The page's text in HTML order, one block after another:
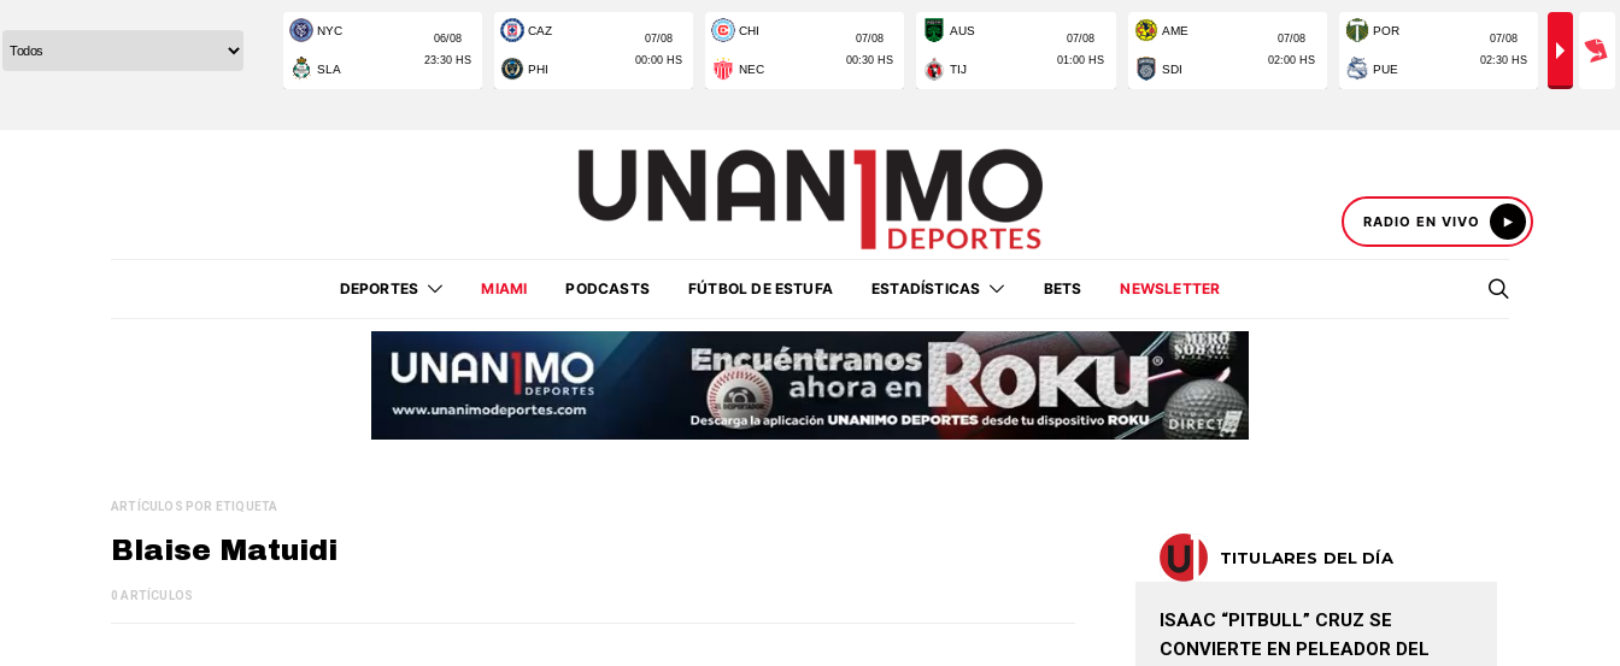
RADIO EN VIVO
DEPORTES MIAMI PODCASTS FÚTBOL DE ESTUFA ESTADÍSTICAS BETS NEWSLETTER
ARTÍCULOS POR ETIQUETA
Blaise Matuidi
0 ARTÍCULOS
TITULARES DEL DÍA
ISAAC “PITBULL” CRUZ SE
CONVIERTE EN PELEADOR DEL